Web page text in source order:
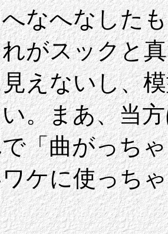
なへなした
がスックと
えないし、
。まあ、当
「曲がっち
ケに使っち